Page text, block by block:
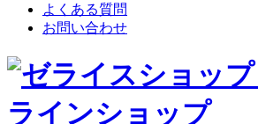
よくある質問
お問い合わせ